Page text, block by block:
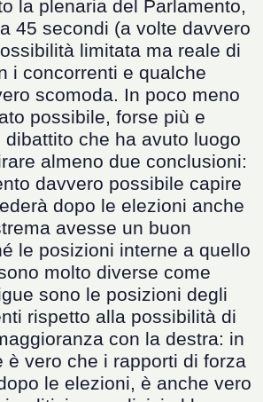
la plenaria del Parlamento,
45 secondi (a volte davvero
limitata ma reale di
i concorrenti e qualche
scomoda. In poco meno
possibile, forse più e
che ha avuto luogo
almeno due conclusioni:
davvero possibile capire
dopo le elezioni anche
avesse un buon
é le posizioni interne a quello
molto diverse come
sono le posizioni degli
rispetto alla possibilità di
con la destra: in
è vero che i rapporti di forza
le elezioni, è anche vero